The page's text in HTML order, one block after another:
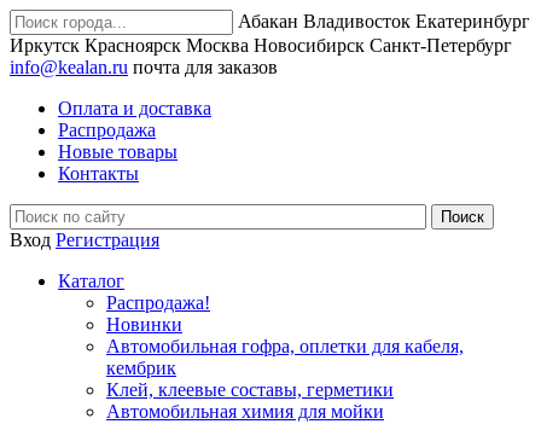
Абакан Владивосток Екатеринбург
Иркутск Красноярск Москва Новосибирск Санкт-Петербург
info@kealan.ru почта для заказов
Оплата и доставка
Распродажа
Новые товары
Контакты
Вход Регистрация
Каталог
Распродажа!
Новинки
Автомобильная гофра, оплетки для кабеля,
кембрик
Клей, клеевые составы, герметики
Автомобильная химия для мойки